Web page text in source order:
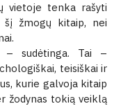
vietoje tenka rašyti
šį žmogų kitaip, nei
sudėtinga. Tai –
teisiškai ir
kurie galvoja kitaip
žodynas tokią veiklą